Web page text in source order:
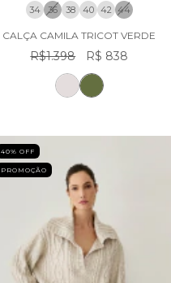
34 36 38 40 42 44
CALÇA CAMILA TRICOT VERDE
R$1.398 R$ 838
40% OFF
PROMOÇÃO